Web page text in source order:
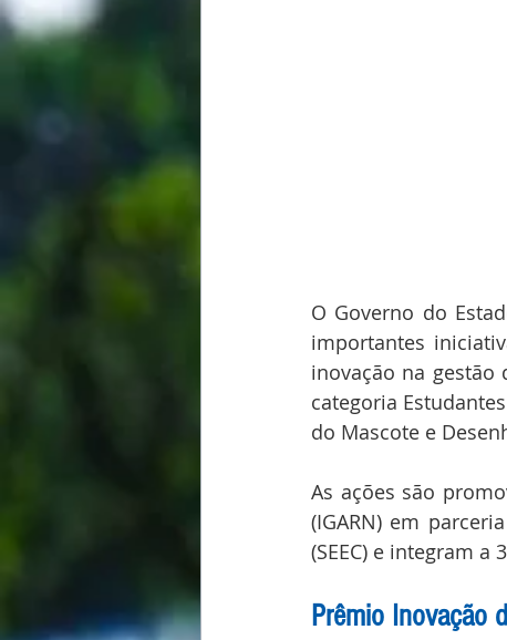
O Governo do
importantes
inovação na gestão
categoria
do Mascote e
As ações são
(IGARN) em
(SEEC) e integram a
Prêmio Inovação